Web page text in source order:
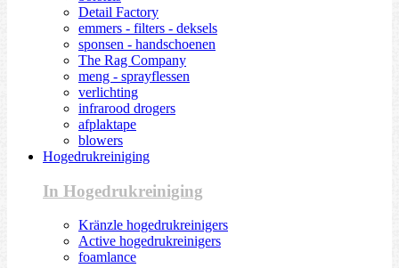
Detail Factory
emmers - filters - deksels
sponsen - handschoenen
The Rag Company
meng - sprayflessen
verlichting
infrarood drogers
afplaktape
blowers
Hogedrukreiniging
In Hogedrukreiniging
Kränzle hogedrukreinigers
Active hogedrukreinigers
foamlance